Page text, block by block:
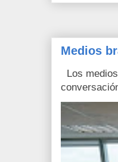
Medios
Los